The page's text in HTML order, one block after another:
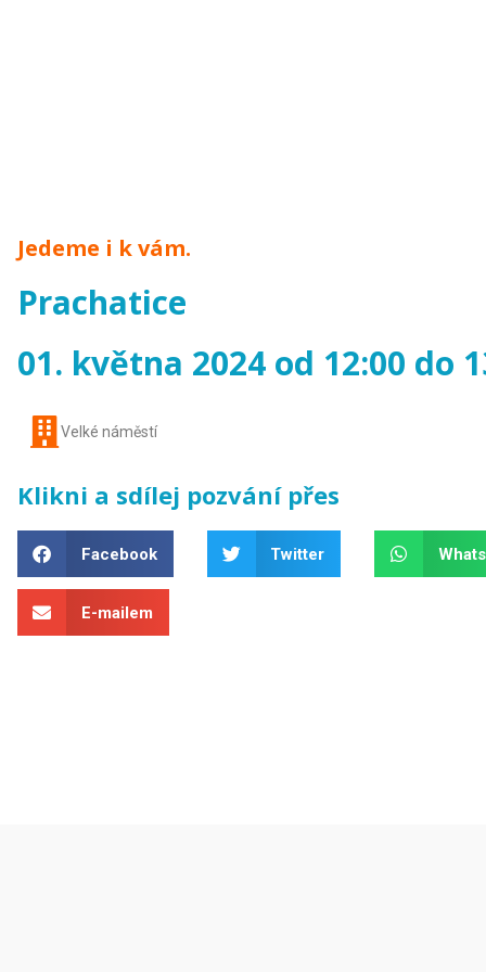
Jedeme i k vám.
Prachatice
01. května 2024 od 12:00 do
Velké náměstí
Klikni a sdílej pozvání přes
Facebook Twitter
E-mailem